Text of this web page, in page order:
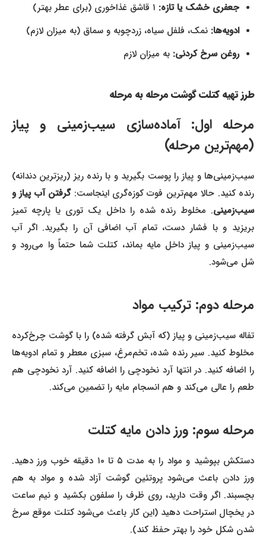
جعفری خشک یا تازه:
ادویه‌ها: نمک، فلفل سیاه، زردچوبه و سماق (به میزان لازم)
روغن سرخ کردنی: به میزان لازم
طرز تهیه کتلت گوشت مرحله به مرحله
مرحله اول: آماده‌سازی سیب‌زمینی و پیاز
(مهم‌ترین مرحله)
سیب‌زمینی‌ها و پیاز را پوست بگیرید و با رنده ریز (ریزترین دندانه)
رنده کنید. حالا مهم‌ترین فوت کوزه‌گری اینجاست:گرفتن آب پیاز و
سیب‌زمینی. مخلوط رنده شده را داخل یک توری یا پارچه تمیز
بریزید و با فشار دست، تمام آب اضافی آن را بگیرید. اگر آب
سیب‌زمینی و پیاز داخل مایه بماند، کتلت شما حتماً وا می‌رود و
شل می‌شود.
مرحله دوم: ترکیب مواد
تفاله سیب‌زمینی و پیاز (که آبش گرفته شده) را با گوشت چرخ‌کرده
مخلوط کنید. سیر رنده شده، تخم‌مرغ، سبزی معطر و تمام ادویه‌ها
را اضافه کنید. در انتها آرد نخودچی را اضافه کنید. آرد نخودچی هم
طعم را عالی می‌کند و هم انسجام مایه را تضمین می‌کند.
مرحله سوم: ورز دادن مایه کتلت
دستکش بپوشید و مواد را به مدت ۵ تا ۱۰ دقیقه خوب ورز دهید.
ورز دادن باعث می‌شود پروتئین گوشت آزاد شده و مواد به هم
بچسبند. اگر وقت دارید، روی ظرف را سلفون بکشید و نیم ساعت
در یخچال استراحت دهید (این کار باعث می‌شود کتلت موقع سرخ
شدن شکل خود را بهتر حفظ کند).